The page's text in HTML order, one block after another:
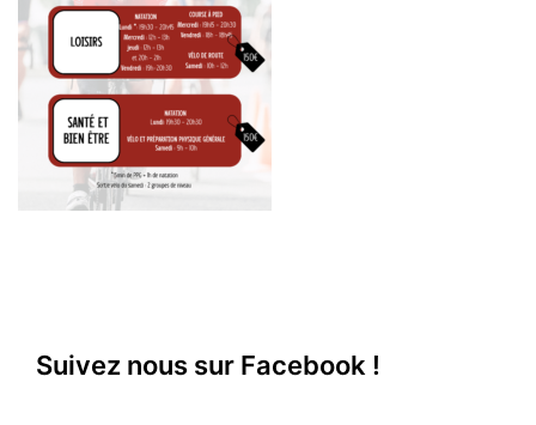
Suivez nous sur Facebook !